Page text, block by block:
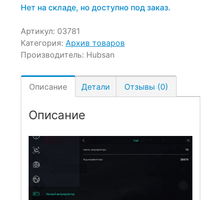
Нет на складе, но доступно под заказ.
Артикул: 03781
Категория: Архив товаров
Производитель: Hubsan
Описание Детали Отзывы (0)
Описание